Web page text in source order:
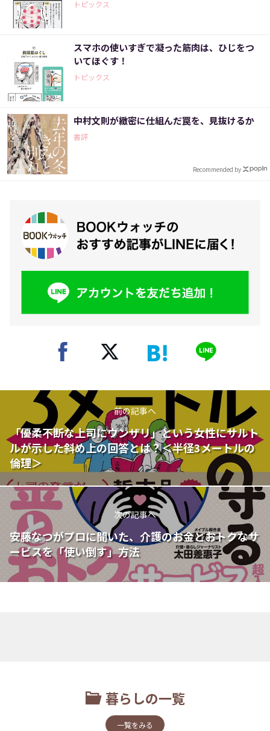
トピックス
スマホの使いすぎで凝った筋肉は、ひじをつ
いてほぐす！
トピックス
中村文則が緻密に仕組んだ罠を、見抜けるか
書評
Recommended by
前の記事へ
「優柔不断な上司にウンザリ」という女性にサルト
ルが示した斜め上の回答とは？＜半径3メートルの
倫理＞
次の記事へ
安藤なつがプロに聞いた、介護のお金とおトクなサ
ービスを「使い倒す」方法
暮らしの一覧
一覧をみる